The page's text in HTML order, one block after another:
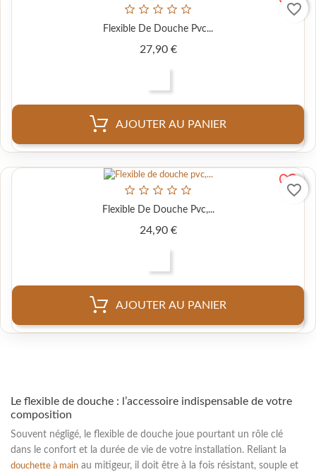
Flexible De Douche Pvc...
27,90 €Prix
AJOUTER AU PANIER
favorite_border
Flexible De Douche Pvc,...
24,90 €Prix
AJOUTER AU PANIER
favorite_border
Le flexible de douche : l’accessoire indispensable de votre
composition
Souvent négligé, le flexible de douche joue pourtant un rôle clé
dans le confort et la durée de vie de votre installation. Reliant la
douchette à main au mitigeur, il doit être à la fois résistant, souple et